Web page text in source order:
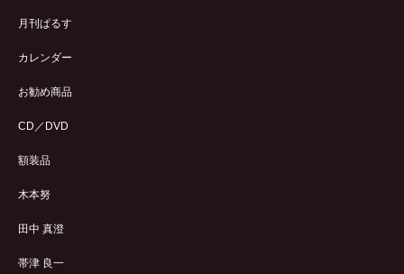
月刊ぱるす
カレンダー
お勧め商品
CD／DVD
額装品
木本努
田中 真澄
帯津 良一